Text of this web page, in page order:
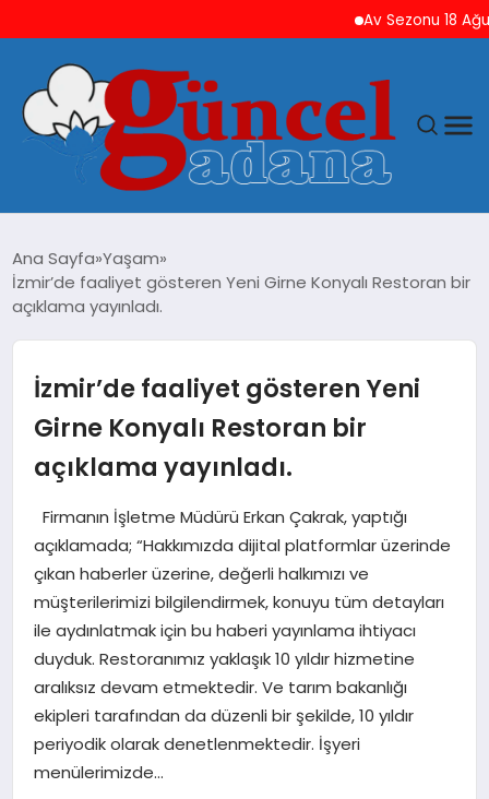
Av Sezonu 18
GÜNCEL
SAĞLIK
SPOR
TEKNOLOJI
Ana Sayfa Yaşam
İzmir’de faaliyet gösteren Yeni Girne Konyalı Restoran bir
açıklama yayınladı.
İzmir’de faaliyet gösteren Yeni
Girne Konyalı Restoran bir
açıklama yayınladı.
Firmanın İşletme Müdürü Erkan Çakrak, yaptığı
açıklamada; “Hakkımızda dijital platformlar üzerinde
çıkan haberler üzerine, değerli halkımızı ve
müşterilerimizi bilgilendirmek, konuyu tüm detayları
ile aydınlatmak için bu haberi yayınlama ihtiyacı
duyduk. Restoranımız yaklaşık 10 yıldır hizmetine
aralıksız devam etmektedir. Ve tarım bakanlığı
ekipleri tarafından da düzenli bir şekilde, 10 yıldır
periyodik olarak denetlenmektedir. İşyeri
menülerimizde…